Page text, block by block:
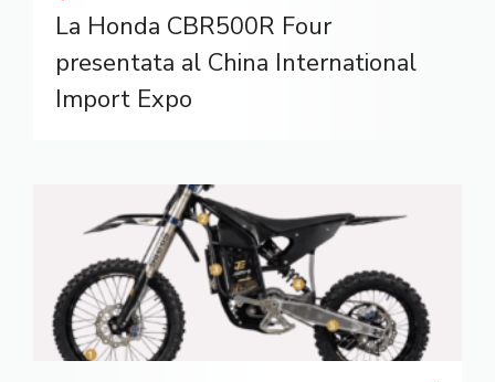
La Honda CBR500R Four
presentata al China International
Import Expo